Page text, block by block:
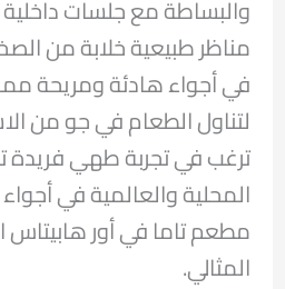
والبساطة مع جلسات
مناظر طبيعية خلابة من
في أجواء هادئة ومريحة مما
لتناول الطعام في جو من
ترغب في تجربة طهي فريدة
المحلية والعالمية في
مطعم تاما في أور هابيتاس
المثالي.